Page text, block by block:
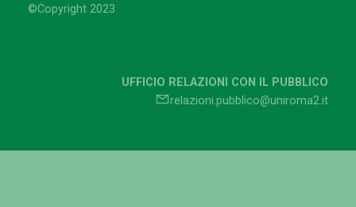
©Copyright 2023
UFFICIO RELAZIONI CON IL PUBBLICO
relazioni.pubblico@uniroma2.it